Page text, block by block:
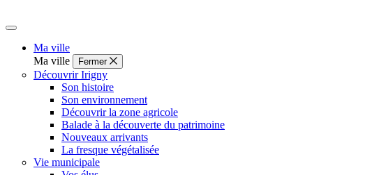
Ma ville
Ma ville
Fermer
Découvrir Irigny
Son histoire
Son environnement
Découvrir la zone agricole
Balade à la découverte du patrimoine
Nouveaux arrivants
La fresque végétalisée
Vie municipale